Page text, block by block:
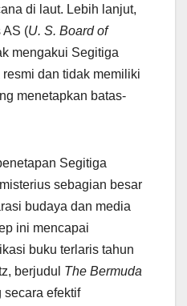
di laut. Lebih lanjut,
AS (U. S. Board of
mengakui Segitiga
dan tidak memiliki
menetapkan batas-
Segitiga
sebagian besar
budaya dan media
ini mencapai
buku terlaris tahun
berjudul The Bermuda
secara efektif